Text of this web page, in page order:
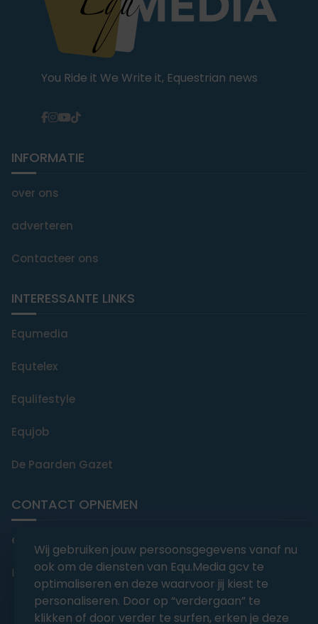
You Ride it We Write it, Equestrian news
INFORMATIE
over ons
adverteren
Contacteer ons
INTERESSANTE LINKS
Equmedia
Equtelex
Equlifestyle
Equjob
De Paarden Gazet
CONTACT OPNEMEN
editorial@equmedia.be
Langendamdreef 22 9880 Aalter België
Wij gebruiken jouw persoonsgegevens vanaf nu
ook om de diensten van Equ.Media gcv te
optimaliseren en deze waarvoor jij kiest te
personaliseren. Door op “verdergaan” te
klikken of door verder te surfen, erken je deze